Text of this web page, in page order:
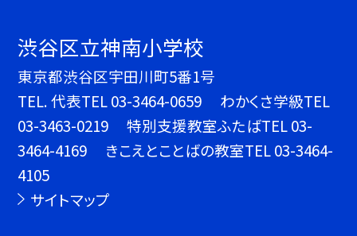
渋谷区立神南小学校
東京都渋谷区宇田川町5番1号
TEL.代表TEL 03-3464-0659 わかくさ学級TEL
03-3463-0219 特別支援教室ふたばTEL 03-
3464-4169 きこえとことばの教室TEL 03-3464-
4105
サイトマップ